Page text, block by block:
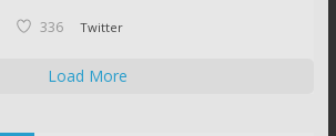
336 Twitter
Load More